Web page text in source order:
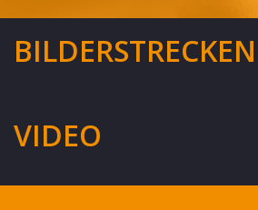
BILDERSTRECKEN
VIDEO